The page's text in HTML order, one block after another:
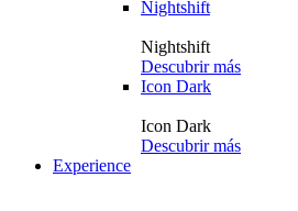
Nightshift
Nightshift
Descubrir más
Icon Dark
Icon Dark
Descubrir más
Experience